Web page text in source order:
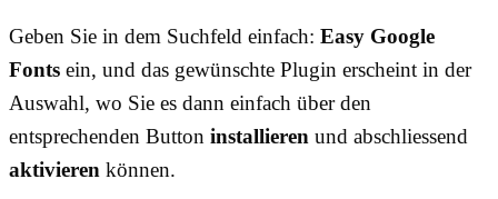
Geben Sie in dem Suchfeld einfach: Easy Google
Fonts ein, und das gewünschte Plugin erscheint in der
Auswahl, wo Sie es dann einfach über den
entsprechenden Button installieren und abschliessend
aktivieren können.